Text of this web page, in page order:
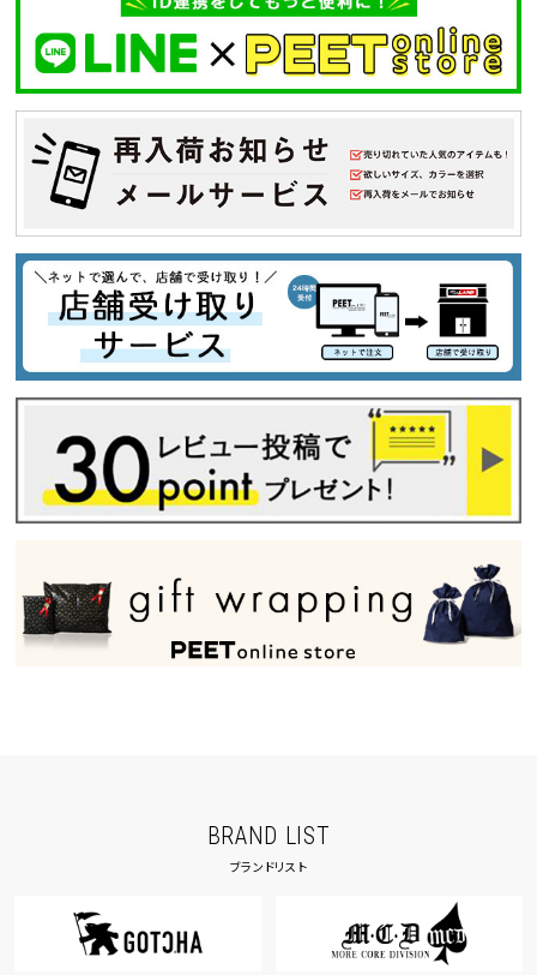
キーワードから探す
search
価格から探す
円
カテゴリ
S
M
L
XL
XXL
XXXL
29inc
30inc
32inc
カラー
BRAND LIST
ブランドリスト